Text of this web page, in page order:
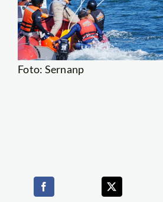
Foto: Sernanp